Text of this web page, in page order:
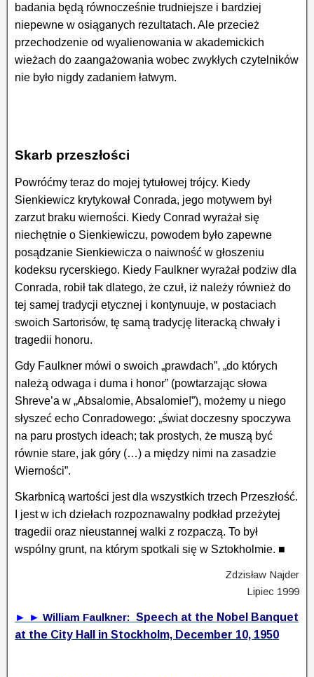
badania będą równocześnie trudniejsze i bardziej
niepewne w osiąganych rezultatach. Ale przecież
przechodzenie od wyalienowania w akademickich
wieżach do zaangażowania wobec zwykłych czytelników
nie było nigdy zadaniem łatwym.
Skarb przeszłości
Powróćmy teraz do mojej tytułowej trójcy. Kiedy
Sienkiewicz krytykował Conrada, jego motywem był
zarzut braku wierności. Kiedy Conrad wyrażał się
niechętnie o Sienkiewiczu, powodem było zapewne
posądzanie Sienkiewicza o naiwność w głoszeniu
kodeksu rycerskiego. Kiedy Faulkner wyrażał podziw dla
Conrada, robił tak dlatego, że czuł, iż należy również do
tej samej tradycji etycznej i kontynuuje, w postaciach
swoich Sartorisów, tę samą tradycję literacką chwały i
tragedii honoru.
Gdy Faulkner mówi o swoich „prawdach”, „do których
należą odwaga i duma i honor” (powtarzając słowa
Shreve’a w „Absalomie, Absalomie!”), możemy u niego
słyszeć echo Conradowego: „świat doczesny spoczywa
na paru prostych ideach; tak prostych, że muszą być
równie stare, jak góry (…) a między nimi na zasadzie
Wierności”.
Skarbnicą wartości jest dla wszystkich trzech Przeszłość.
I jest w ich dziełach rozpoznawalny podkład przeżytej
tragedii oraz nieustannej walki z rozpaczą. To był
wspólny grunt, na którym spotkali się w Sztokholmie. ■
Zdzisław Najder
Lipiec 1999
► ► William Faulkner: Speech at the Nobel Banquet
at the City Hall in Stockholm, December 10, 1950